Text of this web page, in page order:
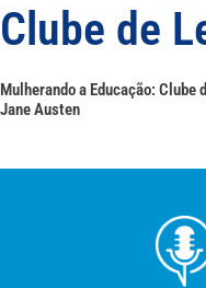
Clube de
Mulherando a Educação:
Jane Austen